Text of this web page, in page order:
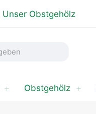
Unser Obstgehölz
Obstgehölz